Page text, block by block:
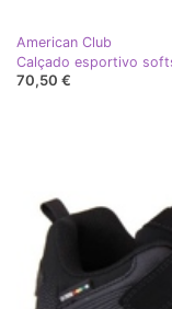
American Club
70,50 €